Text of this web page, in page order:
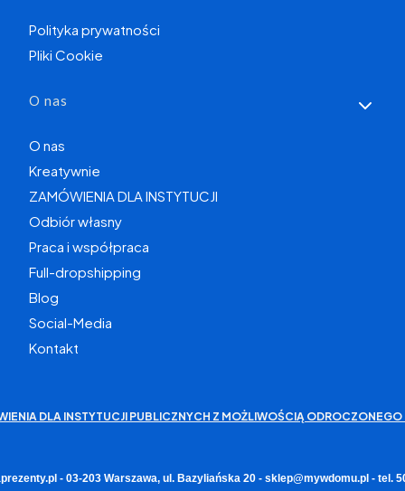
Polityka prywatności
Pliki Cookie
O nas
O nas
Kreatywnie
ZAMÓWIENIA DLA INSTYTUCJI
Odbiór własny
Praca i współpraca
Full-dropshipping
Blog
Social-Media
Kontakt
DLA INSTYTUCJI PUBLICZNYCH Z MOŻLIWOŚCIĄ ODROCZONEGO
- 03-203 Warszawa, ul. Bazyliańska 20 - sklep@mywdomu.pl - tel.